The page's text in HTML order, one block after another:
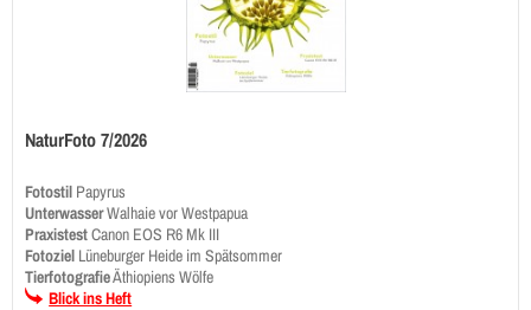
NaturFoto 7/2026
Fotostil Papyrus
UnterwasserWalhaie vor Westpapua
PraxistestCanon EOS R6 Mk III
Fotoziel Lüneburger Heide im Spätsommer
TierfotografieÄthiopiens Wölfe
Blick ins Heft